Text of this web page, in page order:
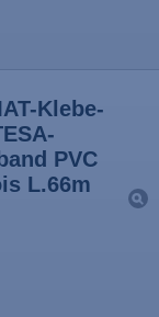
Klebe-
PVC
L.66m